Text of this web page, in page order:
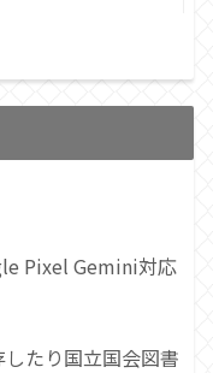
Pixel Gemini対応
たり国立国会図書